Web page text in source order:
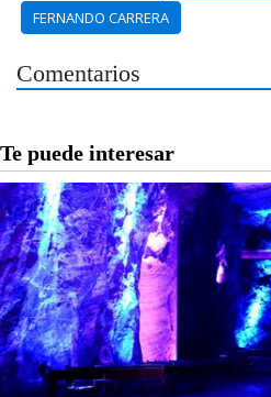
FERNANDO CARRERA
Comentarios